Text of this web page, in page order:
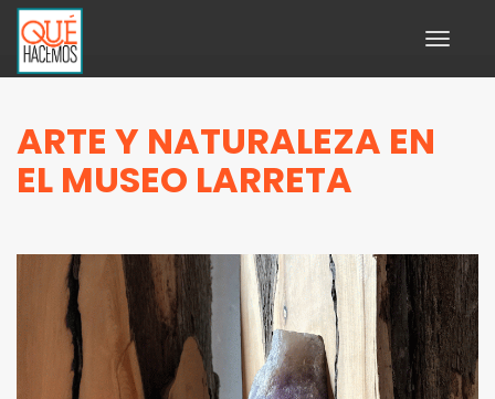
Toggle
ARTE Y NATURALEZA EN
EL MUSEO LARRETA